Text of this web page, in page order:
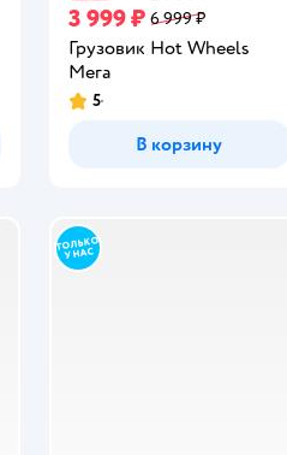
3 999 ₽ 6 999 ₽
Грузовик Hot Wheels
Мега
Рейтинг:
5
В корзину